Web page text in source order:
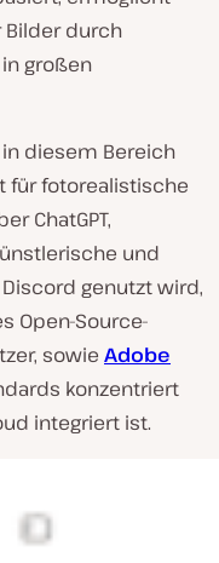
Bilder durch
großen
diesem Bereich
für fotorealistische
ChatGPT,
und
genutzt wird,
Open-Source-
sowie Adobe
konzentriert
integriert ist.